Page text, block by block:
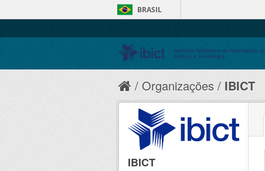
BRASIL
Organizações IBICT
IBICT